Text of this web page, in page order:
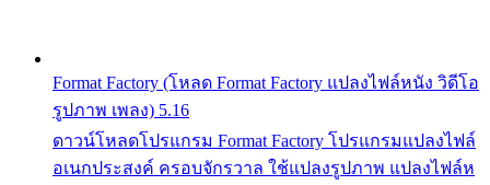
Format Factory (โหลด Format Factory แปลงไฟล์หนัง วิดีโอ
รูปภาพ เพลง) 5.16
ดาวน์โหลดโปรแกรม Format Factory โปรแกรมแปลงไฟล์
อเนกประสงค์ ครอบจักรวาล ใช้แปลงรูปภาพ แปลงไฟล์ห